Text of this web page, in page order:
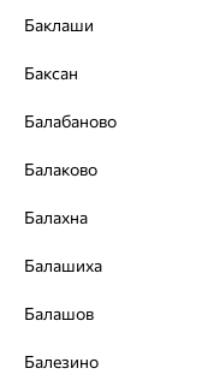
© ООО «Ювелирный дом
На информационном
рекомендательные
ОГРН 1044800168379
Разработка сайта —
Баклаши
Баксан
Балабаново
Балаково
Балахна
Балашиха
Балашов
Балезино